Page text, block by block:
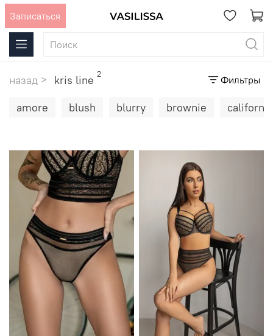
Записаться
назад kris line 2
Фильтры
amore blush blurry brownie california